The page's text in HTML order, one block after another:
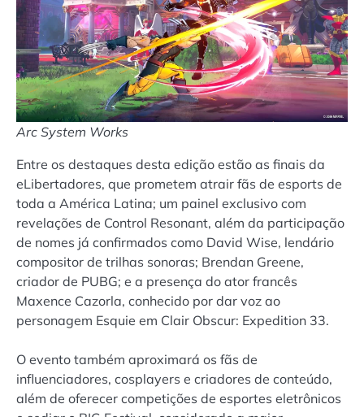
Arc System Works
Entre os destaques desta edição estão as finais da
eLibertadores, que prometem atrair fãs de esports de
toda a América Latina; um painel exclusivo com
revelações de Control Resonant, além da participação
de nomes já confirmados como David Wise, lendário
compositor de trilhas sonoras; Brendan Greene,
criador de PUBG; e a presença do ator francês
Maxence Cazorla, conhecido por dar voz ao
personagem Esquie em Clair Obscur: Expedition 33.
O evento também aproximará os fãs de
influenciadores, cosplayers e criadores de conteúdo,
além de oferecer competições de esportes eletrônicos